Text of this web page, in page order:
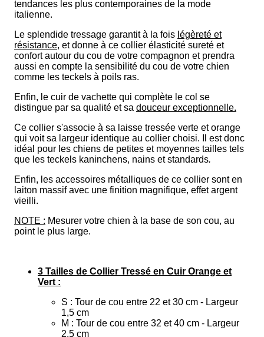
tendances les plus contemporaines de la mode
italienne.
Le splendide tressage garantit à la fois légèreté et
résistance, et donne à ce collier élasticité sureté et
confort autour du cou de votre compagnon et prendra
aussi en compte la sensibilité du cou de votre chien
comme les teckels à poils ras.
Enfin, le cuir de vachette qui complète le col se
distingue par sa qualité et sa douceur exceptionnelle.
Ce collier s'associe à sa laisse tressée verte et orange
qui voit sa largeur identique au collier choisi.
Il est donc
idéal pour les chiens de petites et moyennes tailles tels
que les teckels kaninchens, nains et standards.
Enfin, les accessoires métalliques de ce collier sont en
laiton massif avec une finition magnifique, effet argent
vieilli.
NOTE : Mesurer votre chien à la base de son cou, au
point le plus large.
3 Tailles de Collier Tressé en Cuir Orange et
Vert :
S : Tour de cou entre 22 et 30 cm - Largeur
1,5 cm
M : Tour de cou entre 32 et 40 cm - Largeur
2,5 cm